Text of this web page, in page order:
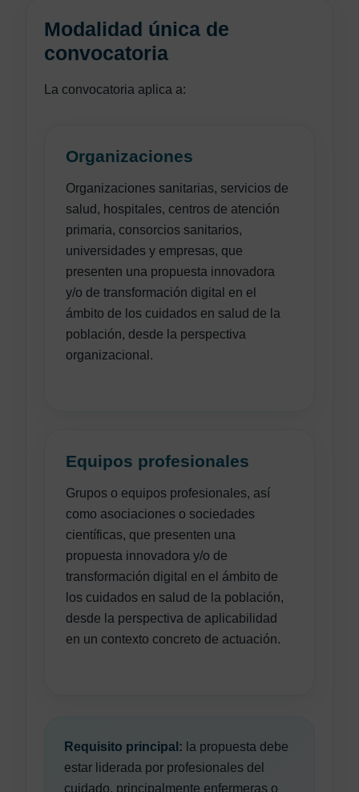
Modalidad única de
convocatoria
La convocatoria aplica a:
Organizaciones
Organizaciones sanitarias, servicios de
salud, hospitales, centros de atención
primaria, consorcios sanitarios,
universidades y empresas, que
presenten una propuesta innovadora
y/o de transformación digital en el
ámbito de los cuidados en salud de la
población, desde la perspectiva
organizacional.
Equipos profesionales
Grupos o equipos profesionales, así
como asociaciones o sociedades
científicas, que presenten una
propuesta innovadora y/o de
transformación digital en el ámbito de
los cuidados en salud de la población,
desde la perspectiva de aplicabilidad
en un contexto concreto de actuación.
Requisito principal: la propuesta debe
estar liderada por profesionales del
cuidado, principalmente enfermeras o